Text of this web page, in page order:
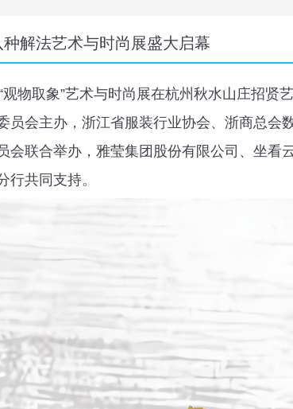
解法艺术与时尚展盛大启幕
物取象”艺术与时尚展在杭州秋水山庄招贤
员会主办，浙江省服装行业协会、浙商总会
会联合举办，雅莹集团股份有限公司、坐看
共同支持。